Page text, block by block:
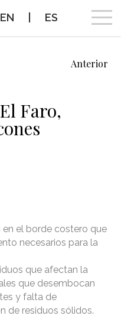
EN ES
Anterior
Faro,
el borde costero que
necesarios para la
que afectan la
que desembocan
y falta de